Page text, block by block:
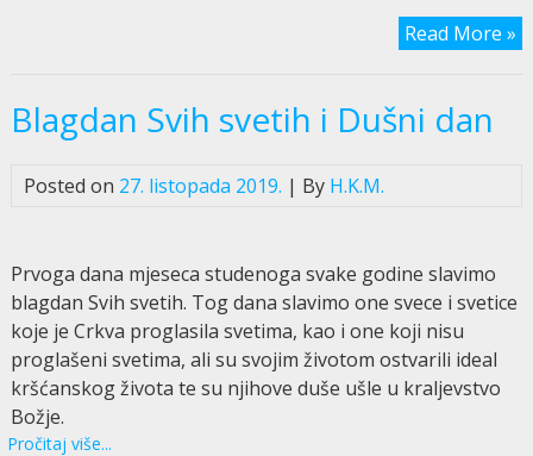
Read More »
Blagdan Svih svetih i Dušni dan
Posted on 27. listopada 2019. | By H.K.M.
Prvoga dana mjeseca studenoga svake godine slavimo
blagdan Svih svetih. Tog dana slavimo one svece i svetice
koje je Crkva proglasila svetima, kao i one koji nisu
proglašeni svetima, ali su svojim životom ostvarili ideal
kršćanskog života te su njihove duše ušle u kraljevstvo
Božje.
Pročitaj više...